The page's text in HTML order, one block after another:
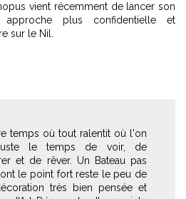
vient récemment de lancer son
plus confidentielle et
sur le Nil.
temps où tout ralentit où l'on
le temps de voir, de
et de rêver. Un Bateau pas
le point fort reste le peu de
très bien pensée et